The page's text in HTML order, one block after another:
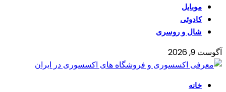
موبایل
کادوئی
شال و روسری
آگوست 9, 2026
خانه